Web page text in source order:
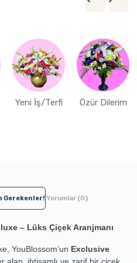
Yeni İş/Terfi Özür Dilerim
Gerekenler! Yorumlar (0)
– Lüks Çiçek Aranjmanı
YouBlossom’un Exclusive